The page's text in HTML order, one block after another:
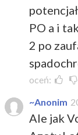
PO a i
2 po
oceń:
~Anonim
Ale jak